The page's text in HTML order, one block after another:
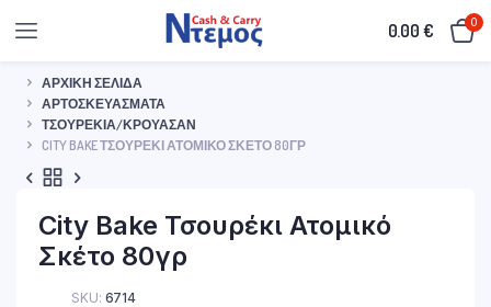
0.00€ 0
ΑΡΧΙΚΉ ΣΕΛΊΔΑ
ΑΡΤΟΣΚΕΥΆΣΜΑΤΑ
ΤΣΟΥΡΈΚΙΑ/ΚΡΟΥΑΣΆΝ
CITY BAKE ΤΣΟΥΡΈΚΙ ΑΤΟΜΙΚΌ ΣΚΈΤΟ 80ΓΡ
City Bake Τσουρέκι Ατομικό
Σκέτο 80γρ
SKU: 6714